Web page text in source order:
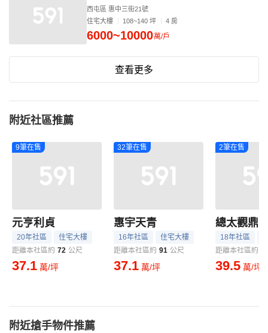
西屯區 惠中三街21號
住宅大樓
108~140 坪 4 房
6000~10000萬/戶
查看更多
附近社區推薦
9筆在售
元亨利貞
20年社區
住宅大樓
距離本社區約 72 公尺
37.1 萬/坪
32筆在售
惠宇天青
16年社區
住宅大樓
距離本社區約 91 公尺
37.1 萬/坪
2筆在售
總太觀鼎
18年社區
距離本社區約
39.5 萬/坪
附近搶手物件推薦